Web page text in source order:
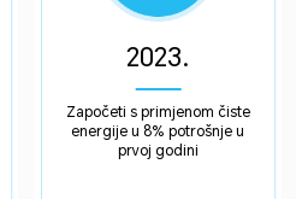
2023.
Započeti s primjenom čiste
energije u 8% potrošnje u
prvoj godini